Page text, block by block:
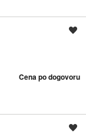
Cena po dogovoru